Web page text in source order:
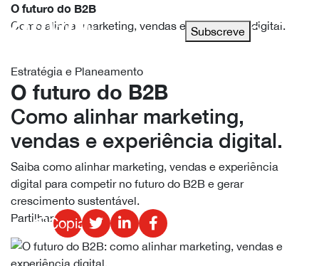
Subscreve
O futuro do B2B
Como alinhar marketing, vendas e experiência digital.
Estratégia e Planeamento
O futuro do B2B
Como alinhar marketing,
vendas e experiência digital.
Saiba como alinhar marketing, vendas e experiência
digital para competir no futuro do B2B e gerar
crescimento sustentável.
PartilharCopiado!